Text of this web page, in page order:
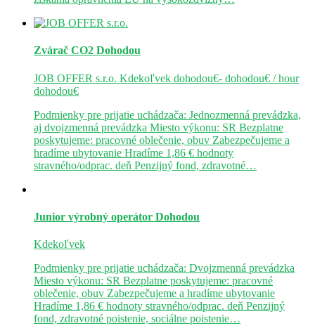
Zvárač CO2 Dohodou
JOB OFFER s.r.o. Kdekoľvek dohodou€- dohodou€ / hour
dohodou€
Podmienky pre prijatie uchádzača: Jednozmenná prevádzka,
aj dvojzmenná prevádzka Miesto výkonu: SR Bezplatne
poskytujeme: pracovné oblečenie, obuv Zabezpečujeme a
hradíme ubytovanie Hradíme 1,86 € hodnoty
stravného/odprac. deň Penzijný fond, zdravotné…
Junior výrobný operátor Dohodou
Kdekoľvek
Podmienky pre prijatie uchádzača: Dvojzmenná prevádzka
Miesto výkonu: SR Bezplatne poskytujeme: pracovné
oblečenie, obuv Zabezpečujeme a hradíme ubytovanie
Hradíme 1,86 € hodnoty stravného/odprac. deň Penzijný
fond, zdravotné poistenie, sociálne poistenie…